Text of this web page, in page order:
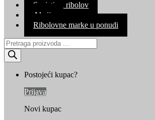
Savjeti za ribolov
Akcija
Ribolovne marke u ponudi
Products
search
Postojeći kupac?
Prijava
Novi kupac